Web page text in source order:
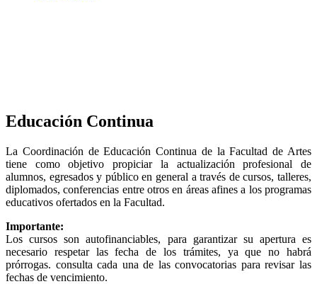
Educación Continua
La Coordinación de Educación Continua de la Facultad de Artes
tiene como objetivo propiciar la actualización profesional de
alumnos, egresados y público en general a través de cursos, talleres,
diplomados, conferencias entre otros en áreas afines a los programas
educativos ofertados en la Facultad.
Importante:
Los cursos son autofinanciables, para garantizar su apertura es
necesario respetar las fecha de los trámites, ya que no habrá
prórrogas. consulta cada una de las convocatorias para revisar las
fechas de vencimiento.